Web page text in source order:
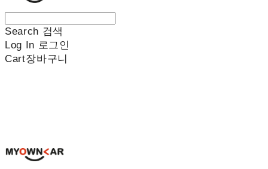
Search 검색
Log In 로그인
Cart장바구니